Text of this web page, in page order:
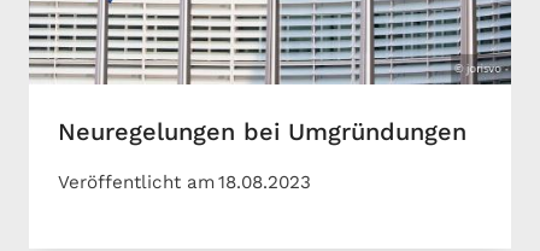
Neuregelungen bei Umgründungen
Veröffentlicht am18.08.2023